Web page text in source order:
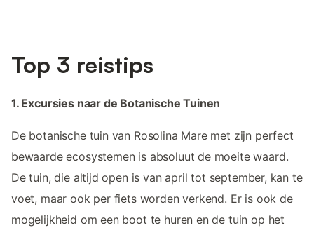
Top 3 reistips
1. Excursies naar de Botanische Tuinen
De botanische tuin van Rosolina Mare met zijn perfect
bewaarde ecosystemen is absoluut de moeite waard.
De tuin, die altijd open is van april tot september, kan te
voet, maar ook per fiets worden verkend. Er is ook de
mogelijkheid om een boot te huren en de tuin op het